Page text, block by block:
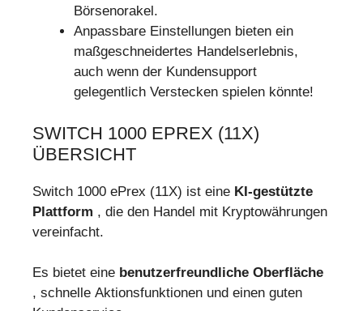
Börsenorakel.
Anpassbare Einstellungen bieten ein
maßgeschneidertes Handelserlebnis,
auch wenn der Kundensupport
gelegentlich Verstecken spielen könnte!
SWITCH 1000 EPREX (11X)
ÜBERSICHT
Switch 1000 ePrex (11X) ist eine KI-gestützte
Plattform , die den Handel mit Kryptowährungen
vereinfacht.
Es bietet eine benutzerfreundliche Oberfläche
, schnelle Aktionsfunktionen und einen guten